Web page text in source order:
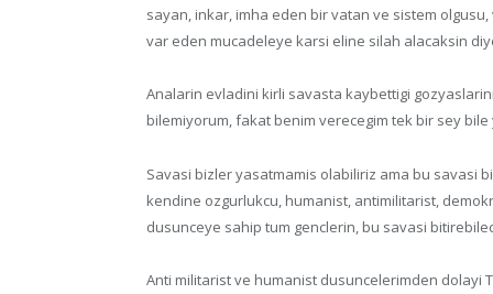
sayan, inkar, imha eden bir vatan ve sistem
var eden mucadeleye karsi eline silah alacaksin
Analarin evladini kirli savasta kaybettigi
bilemiyorum, fakat benim verecegim tek bir sey
Savasi bizler yasatmamis olabiliriz ama bu savasi
kendine ozgurlukcu, humanist, antimilitarist,
dusunceye sahip tum genclerin, bu savasi
Anti militarist ve humanist dusuncelerimden dolayi